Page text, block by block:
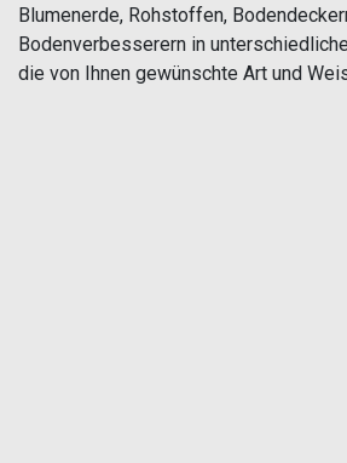
Blumenerde, Rohstoffen,
Bodenverbesserern in
die von Ihnen gewünschte Art und